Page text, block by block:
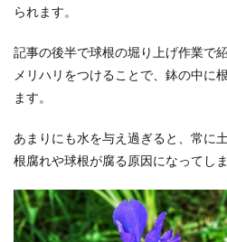
られます。
記事の後半で球根の堀り上げ作業で
メリハリをつけることで、鉢の中に
ます。
あまりにも水を与え過ぎると、常に
根腐れや球根が腐る原因になってしま